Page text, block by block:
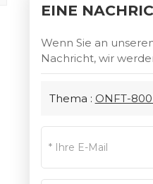
EINE
Wenn Sie an
Nachricht, wir
Thema : ONFT-